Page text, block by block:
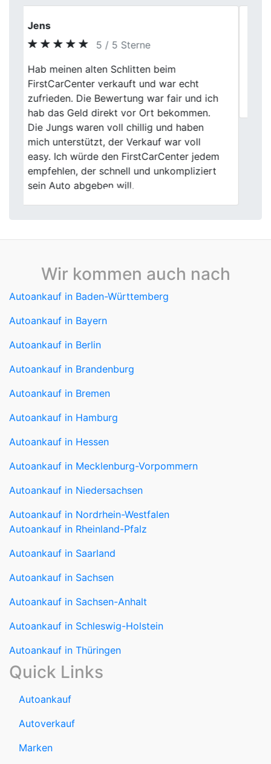
Christian W.
5 / 5 Sterne
Mein Fahrzeug war ein Leasingrückläufer.
Übergabe und Bewertung liefen
strukturiert und ohne Diskussionen.
Previous
Wir kommen auch nach
Autoankauf in Brandenburg
Autoankauf in Hamburg
Autoankauf in Mecklenburg-Vorpommern
Autoankauf in Nordrhein-Westfalen
Autoankauf in Rheinland-Pfalz
Autoankauf in Saarland
Autoankauf in Sachsen
Autoankauf in Sachsen-Anhalt
Quick Links